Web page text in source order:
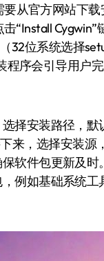
要从官方网站下
“Install Cygwin”
32位系统选择
程序会引导用户
择安装路径，默
来，选择安装源
软件包更新及时
例如基础系统工